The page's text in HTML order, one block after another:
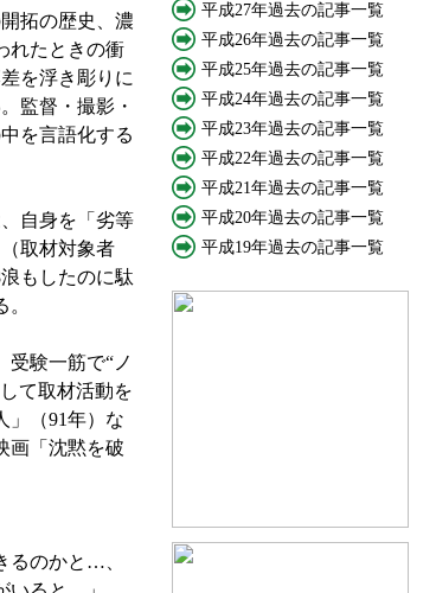
拓の歴史、濃
れたときの衝
を浮き彫りに
監督・撮影・
を言語化する
自身を「劣等
取材対象者
もしたのに駄
験一筋で“ノ
て取材活動を
」（91年）な
画「沈黙を破
るのかと…、
平成27年過去の記事一覧
平成26年過去の記事一覧
平成25年過去の記事一覧
平成24年過去の記事一覧
平成23年過去の記事一覧
平成22年過去の記事一覧
平成21年過去の記事一覧
平成20年過去の記事一覧
平成19年過去の記事一覧